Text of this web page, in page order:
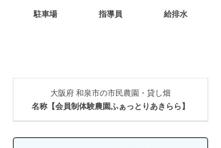
駐車場 指導員 給排水
大阪府 和泉市の市民農園・貸し畑
名称【会員制体験農園ふぁっとりあきらら】